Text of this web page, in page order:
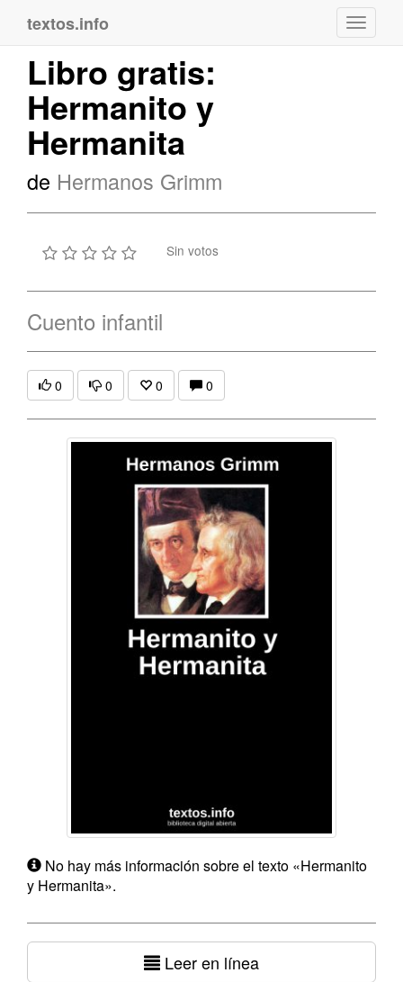
textos.info
Libro gratis:
Hermanito y
Hermanita
de Hermanos Grimm
Sin votos
Cuento infantil
0 0 0 0
No hay más información sobre el texto «Hermanito
y Hermanita».
Leer en línea